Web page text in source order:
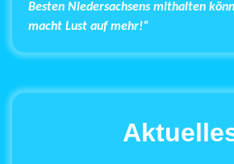
Besten Niedersachsens mithalten
macht Lust auf mehr!“